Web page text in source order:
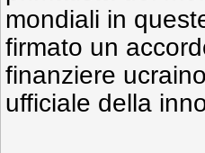
mondiali in
firmato un
finanziere
ufficiale della